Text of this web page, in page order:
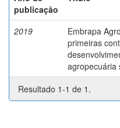
publicação
2019
Embrapa
primeiras
agropecuária
Resultado 1-1 de 1.